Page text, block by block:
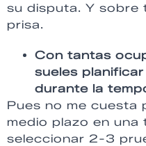
su disputa. Y sobre
prisa.
Con tantas
sueles
durante la
Pues no me cuesta
medio plazo en una
seleccionar 2-3